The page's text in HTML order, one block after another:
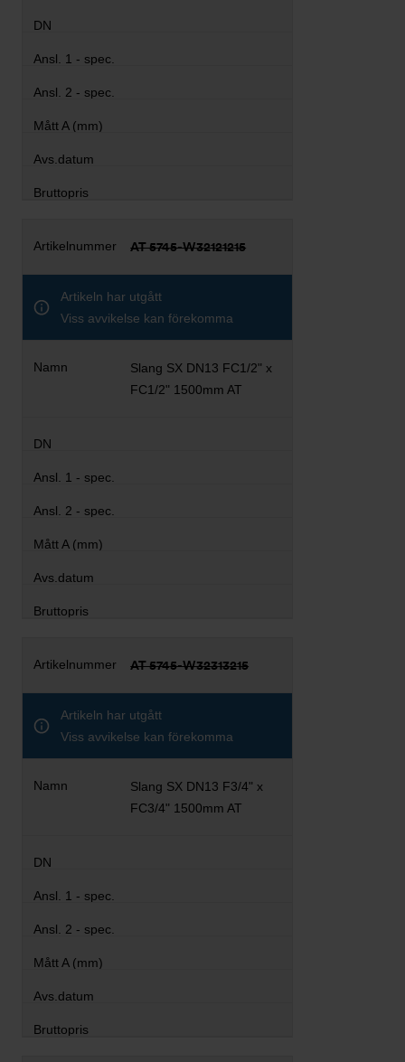
AT 5745-W32121215
Artikeln har utgått
Viss avvikelse kan förekomma
Slang SX DN13 FC1/2" x
FC1/2" 1500mm AT
AT 5745-W32313215
Artikeln har utgått
Viss avvikelse kan förekomma
Slang SX DN13 F3/4" x
FC3/4" 1500mm AT